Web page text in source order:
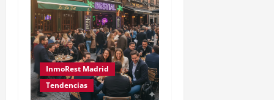
InmoRest Madrid
Tendencias